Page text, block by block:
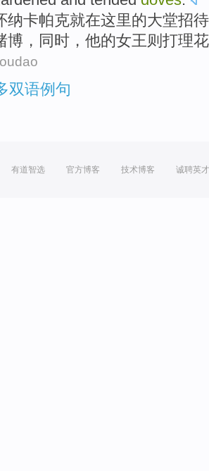
纳卡帕克就在这里的大堂招待
博 ，同时， 他的女王则打理
双语例句
有道智选 官方博客 技术博客 诚聘英才